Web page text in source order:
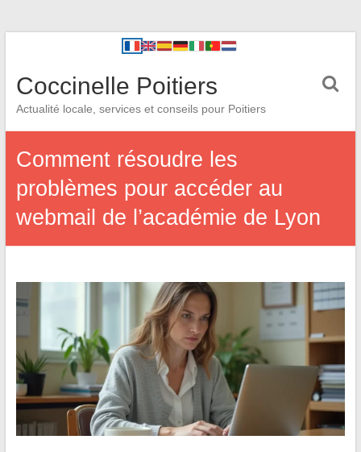
Coccinelle Poitiers
Actualité locale, services et conseils pour Poitiers
Comment résoudre les
problèmes pour accéder au
webmail de l’académie de Lyon